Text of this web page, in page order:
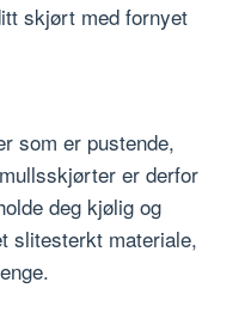
skjørt med fornyet
som er pustende,
er derfor
deg kjølig og
slitesterkt materiale,